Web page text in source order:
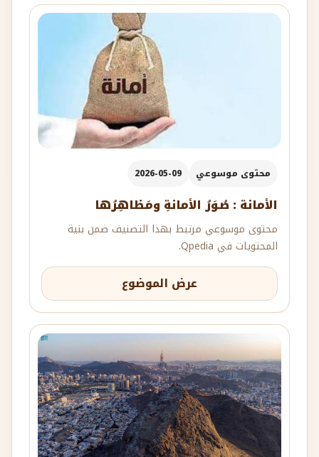
محتوى موسوعي 2026-05-09
الأمانة : صُوَرُ الأمانةِ ومَظاهِرُها
محتوى موسوعي مرتبط بهذا التصنيف ضمن بنية
المحتويات في Qpedia.
عرض الموضوع